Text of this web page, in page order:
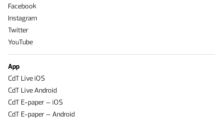
Facebook
Instagram
Twitter
YouTube
App
CdT Live iOS
CdT Live Android
CdT E-paper – iOS
CdT E-paper – Android